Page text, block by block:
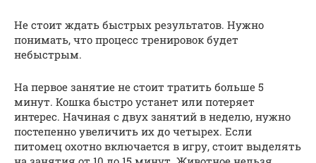
Не стоит ждать быстрых результатов. Нужно
понимать, что процесс тренировок будет
небыстрым.
На первое занятие не стоит тратить больше 5
минут. Кошка быстро устанет или потеряет
интерес. Начиная с двух занятий в неделю, нужно
постепенно увеличить их до четырех. Если
питомец охотно включается в игру, стоит выделять